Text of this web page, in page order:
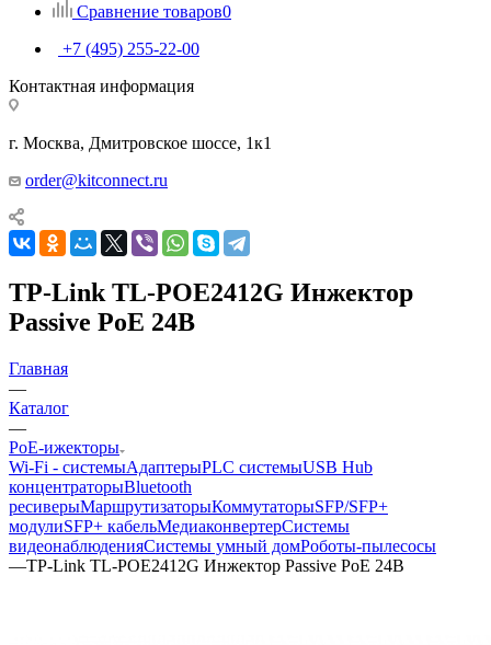
Сравнение товаров0
+7 (495) 255-22-00
Контактная информация
г. Москва, Дмитровское шоссе, 1к1
order@kitconnect.ru
TP-Link TL-POE2412G Инжектор
Passive PoE 24В
Главная
—
Каталог
—
PoE-ижекторы
Wi-Fi - системыАдаптерыPLC системыUSB Hub
концентраторыBluetooth
ресиверыМаршрутизаторыКоммутаторыSFP/SFP+
модулиSFP+ кабельМедиаконвертерСистемы
видеонаблюденияСистемы умный домРоботы-пылесосы
—TP-Link TL-POE2412G Инжектор Passive PoE 24В